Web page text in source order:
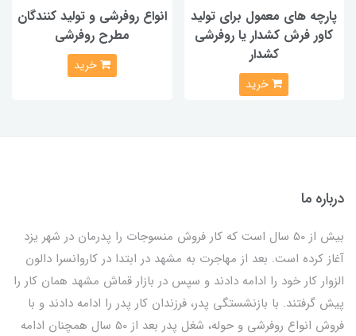
پارچه های معمول برای تولید
کاور فرش کشدار یا روفرشی
کشدار
خرید
انواع روفرشی و تولید کنندگان
مطرح روفرشی
خرید
درباره ما
بیش از 50 سال است که کار فروش منسوجات را پدرمان در شهر یزد
آغاز کرده است. بعد از مهاجرت به مشهد در ابتدا در کاروانسرا دالون
الزوار کار خود را ادامه دادند و سپس در بازار قماش مشهد همان کار را
پیش گرفتند. با بازنشستگی پدر، فرزندان کار پدر را ادامه دادند و با
فروش انواع روفرشی و حوله، شغل پدر بعد از 50 سال همچنان ادامه